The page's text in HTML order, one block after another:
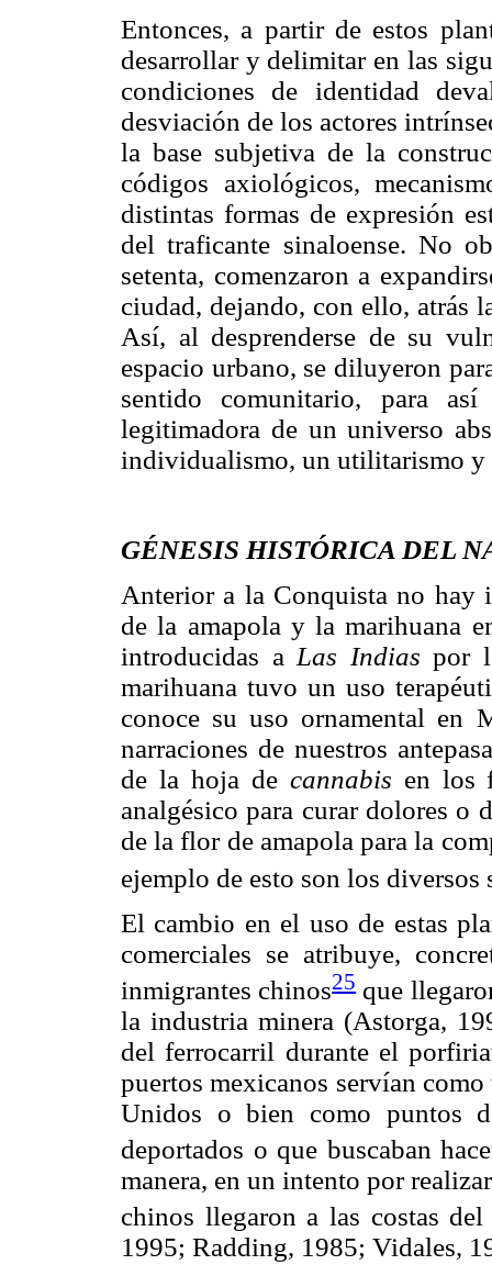
Entonces, a partir de estos
desarrollar y delimitar en las
condiciones de identidad
desviación de los actores
la base subjetiva de la
códigos axiológicos,
distintas formas de expresión
del traficante sinaloense. No
setenta, comenzaron a
ciudad, dejando, con ello, atrás
Así, al desprenderse de su
espacio urbano, se diluyeron
sentido comunitario, para
legitimadora de un universo
individualismo, un utilitarismo y
GÉNESIS HISTÓRICA DEL
Anterior a la Conquista no hay
de la amapola y la marihuana
introducidas a Las Indias por
marihuana tuvo un uso
conoce su uso ornamental en
narraciones de nuestros
de la hoja de cannabis en los
analgésico para curar dolores o
de la flor de amapola para la
ejemplo de esto son los
El cambio en el uso de estas
comerciales se atribuye,
inmigrantes chinos25que
la industria minera (Astorga,
del ferrocarril durante el
puertos mexicanos servían
Unidos o bien como puntos
deportados o que buscaban
manera, en un intento por
chinos llegaron a las costas
1995; Radding, 1985; Vidales,